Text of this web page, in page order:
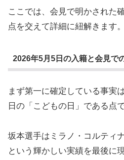
ここでは、会見で明かされた
点を交えて詳細に紐解きます。
2026年5月5日の入籍と会見で
まず第一に確定している事実
日の「こどもの日」である点で
坂本選手はミラノ・コルティ
という輝かしい実績を最後に